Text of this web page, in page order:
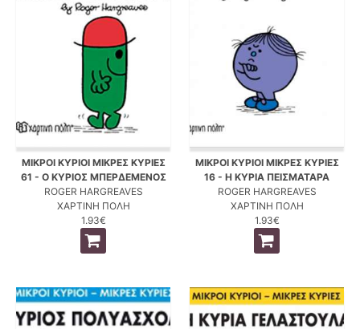
ΜΙΚΡΟΙ ΚΥΡΙΟΙ ΜΙΚΡΕΣ ΚΥΡΙΕΣ
61 - Ο ΚΥΡΙΟΣ ΜΠΕΡΔΕΜΕΝΟΣ
ROGER HARGREAVES
ΧΑΡΤΙΝΗ ΠΟΛΗ
1.93€
ΜΙΚΡΟΙ ΚΥΡΙΟΙ ΜΙΚΡΕΣ ΚΥΡΙΕΣ
16 - Η ΚΥΡΙΑ ΠΕΙΣΜΑΤΑΡΑ
ROGER HARGREAVES
ΧΑΡΤΙΝΗ ΠΟΛΗ
1.93€